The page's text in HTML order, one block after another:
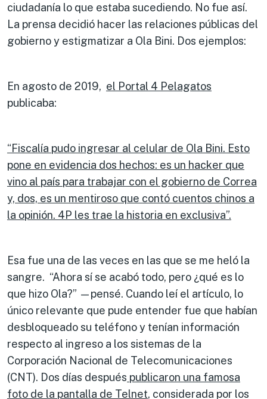
ciudadanía lo que estaba sucediendo. No fue así.
La prensa decidió hacer las relaciones públicas del
gobierno y estigmatizar a Ola Bini. Dos ejemplos:
En agosto de 2019, el Portal 4 Pelagatos
publicaba:
“Fiscalía pudo ingresar al celular de Ola Bini. Esto
pone en evidencia dos hechos: es un hacker que
vino al país para trabajar con el gobierno de Correa
y, dos, es un mentiroso que contó cuentos chinos a
la opinión. 4P les trae la historia en exclusiva”.
Esa fue una de las veces en las que se me heló la
sangre. “Ahora sí se acabó todo, pero ¿qué es lo
que hizo Ola?” —pensé. Cuando leí el artículo, lo
único relevante que pude entender fue que habían
desbloqueado su teléfono y tenían información
respecto al ingreso a los sistemas de la
Corporación Nacional de Telecomunicaciones
(CNT). Dos días después publicaron una famosa
foto de la pantalla de Telnet, considerada por los